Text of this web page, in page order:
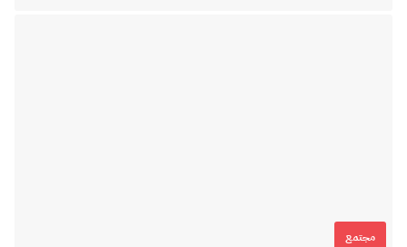
مجتمع